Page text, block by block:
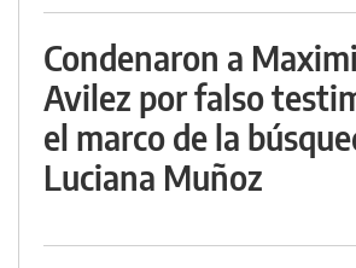
Condenaron a
Avilez por falso
el marco de la
Luciana Muñoz